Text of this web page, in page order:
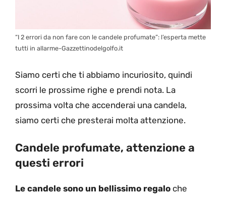
“I 2 errori da non fare con le candele profumate”: l’esperta mette
tutti in allarme-Gazzettinodelgolfo.it
Siamo certi che ti abbiamo incuriosito, quindi
scorri le prossime righe e prendi nota. La
prossima volta che accenderai una candela,
siamo certi che presterai molta attenzione.
Candele profumate, attenzione a
questi errori
Le candele sono un bellissimo regalo che